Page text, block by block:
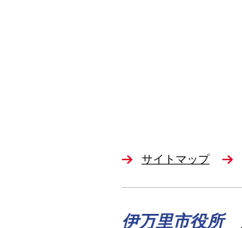
サイトマップ
伊万里市役所